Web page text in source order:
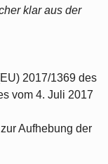
klar aus der
2017/1369 des
vom 4. Juli 2017
Aufhebung der